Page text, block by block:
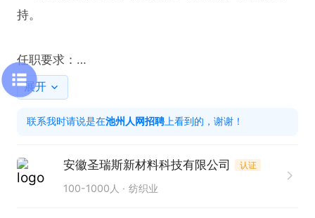
持。
任职要求：
1. 具备良好的视力，以满足工作对视觉的高要求。
2. 拥有健康的身体状况，能够适应岗位工作强度。
3. 能适应两班制。
展开
联系我时请说是在池州人网招聘 上看到的，谢谢！
安徽圣瑞斯新材料科技有限公司 认证
100-1000人 纺织业